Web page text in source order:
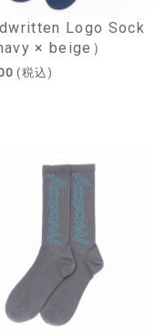
Logo Sock
× beige）
(税込)